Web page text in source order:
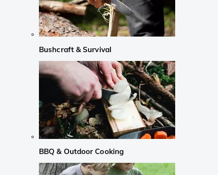
Bushcraft & Survival
BBQ & Outdoor Cooking